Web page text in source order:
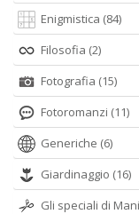
Enigmistica (84)
Filosofia (2)
Fotografia (15)
Fotoromanzi (11)
Generiche (6)
Giardinaggio (16)
Gli speciali di